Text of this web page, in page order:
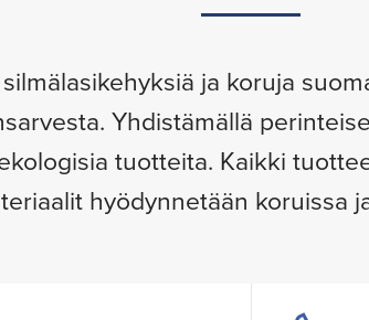
ja koruja
Yhdistämällä
tuotteita. Kaikki
hyödynnetään koruissa